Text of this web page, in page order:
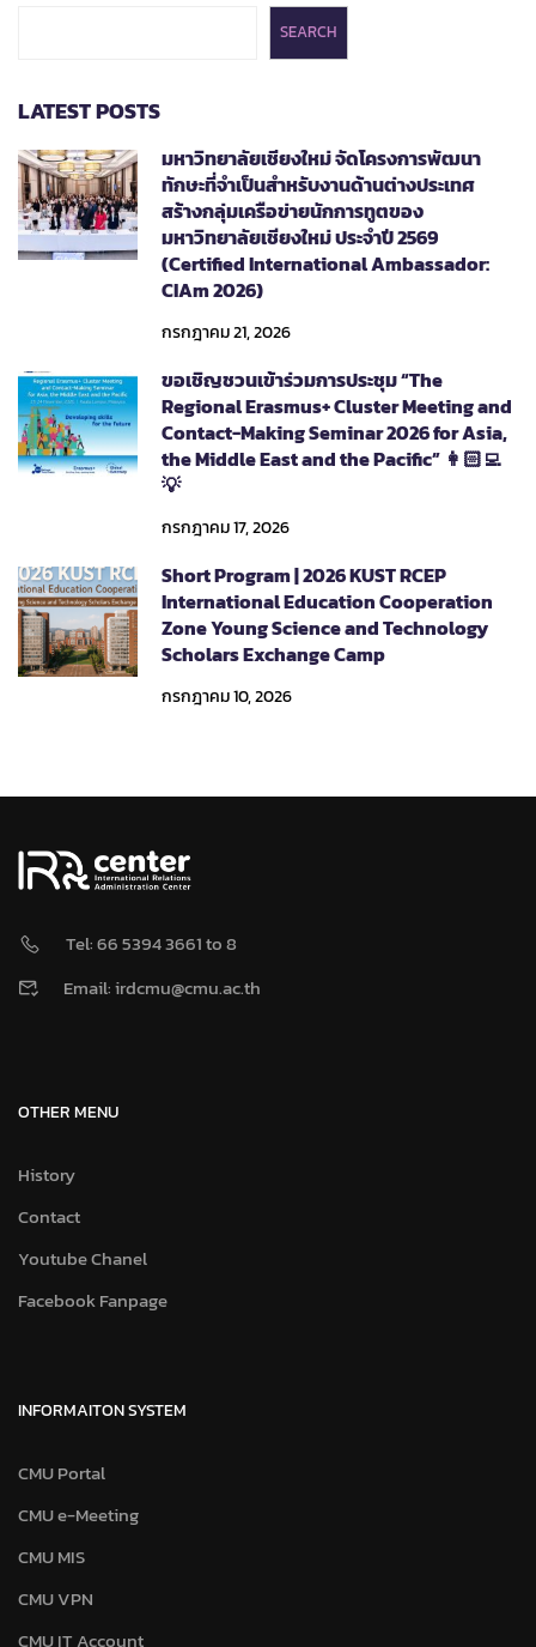
SEARCH
LATEST POSTS
มหาวิทยาลัยเชียงใหม่ จัดโครงการพัฒนา
ทักษะที่จำเป็นสำหรับงานด้านต่างประเทศ
สร้างกลุ่มเครือข่ายนักการทูตของ
มหาวิทยาลัยเชียงใหม่ ประจำปี 2569
(Certified International Ambassador:
CIAm 2026)
กรกฎาคม 21, 2026
ขอเชิญชวนเข้าร่วมการประชุม “The
Regional Erasmus+ Cluster Meeting and
Contact-Making Seminar 2026 for Asia,
the Middle East and the Pacific” 👩🏻‍💻
💡
กรกฎาคม 17, 2026
Short Program | 2026 KUST RCEP
International Education Cooperation
Zone Young Science and Technology
Scholars Exchange Camp
กรกฎาคม 10, 2026
Tel: 66 5394 3661 to 8
Email: irdcmu@cmu.ac.th
OTHER MENU
History
Contact
Youtube Chanel
Facebook Fanpage
INFORMAITON SYSTEM
CMU Portal
CMU e-Meeting
CMU MIS
CMU VPN
CMU IT Account